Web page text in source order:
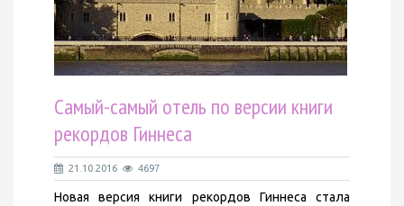
Самый-самый отель по версии книги
рекордов Гиннеса
21.10.2016 4697
Новая версия книги рекордов Гиннеса стала